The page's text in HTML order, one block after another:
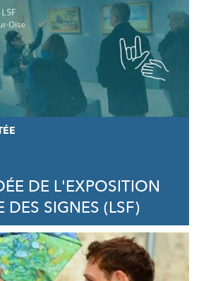
DE L'EXPOSITION
DES SIGNES (LSF)